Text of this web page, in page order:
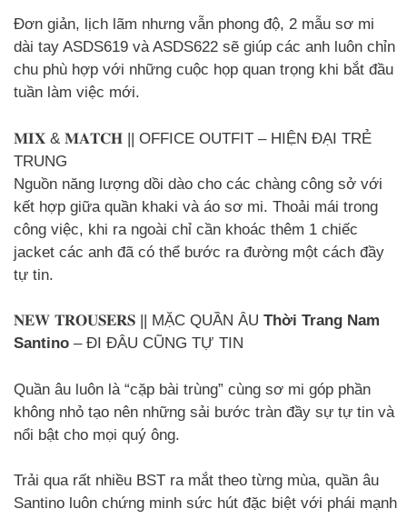
Đơn giản, lịch lãm nhưng vẫn phong độ, 2 mẫu sơ mi
dài tay ASDS619 và ASDS622 sẽ giúp các anh luôn chỉn
chu phù hợp với những cuộc họp quan trọng khi bắt đầu
tuần làm việc mới.
𝐌𝐈𝐗 & 𝐌𝐀𝐓𝐂𝐇 || OFFICE OUTFIT – HIỆN ĐẠI TRẺ
TRUNG
Nguồn năng lượng dồi dào cho các chàng công sở với
kết hợp giữa quần khaki và áo sơ mi. Thoải mái trong
công việc, khi ra ngoài chỉ cần khoác thêm 1 chiếc
jacket các anh đã có thể bước ra đường một cách đầy
tự tin.
𝐍𝐄𝐖 𝐓𝐑𝐎𝐔𝐒𝐄𝐑𝐒 || MẶC QUẦN ÂU Thời Trang Nam
Santino – ĐI ĐÂU CŨNG TỰ TIN
Quần âu luôn là “cặp bài trùng” cùng sơ mi góp phần
không nhỏ tạo nên những sải bước tràn đầy sự tự tin và
nổi bật cho mọi quý ông.
Trải qua rất nhiều BST ra mắt theo từng mùa, quần âu
Santino luôn chứng minh sức hút đặc biệt với phái mạnh